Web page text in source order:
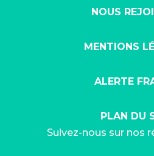
NOUS
MENTIONS
ALERTE
PLAN DU
Suivez-nous sur nos